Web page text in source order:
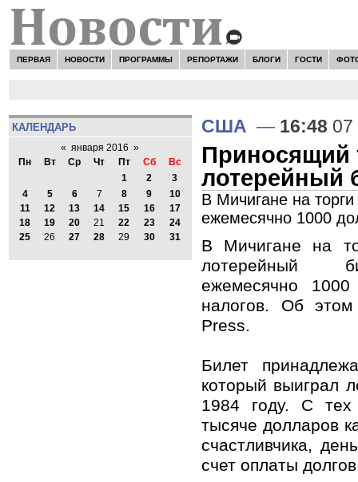
ПЕРВАЯ НОВОСТИ ПРОГРАММЫ РЕПОРТАЖИ БЛОГИ ГОСТИ
КАЛЕНДАРЬ
« января 2016 »
Пн
Вт Ср Чт Пт Сб
Вс
1
2
3
4
5 6 7 8 9
10
11
12 13 14 15 16
17
18
19 20 21 22 23
24
25
26 27 28 29 30 31
США — 16:48 07
Приносящий
лотерейный
В Мичигане на
ежемесячно 1000
В Мичигане на
лотерейный
ежемесячно
налогов. Об
Press.
Билет
который выиграл
1984 году. С
тысяче долларов
счастливчика,
счет оплаты